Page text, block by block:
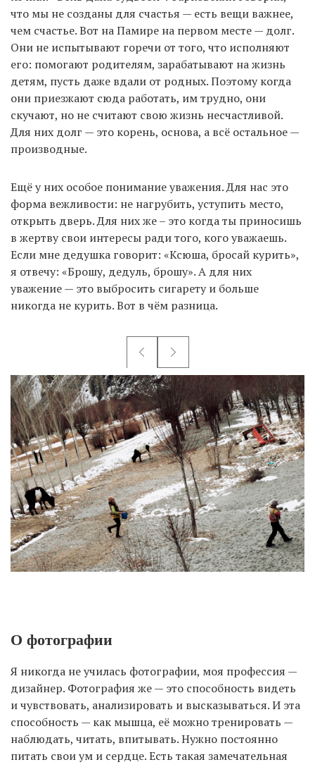
что мы не созданы для счастья — есть вещи важнее,
чем счастье. Вот на Памире на первом месте — долг.
Они не испытывают горечи от того, что исполняют
его: помогают родителям, зарабатывают на жизнь
детям, пусть даже вдали от родных. Поэтому когда
они приезжают сюда работать, им трудно, они
скучают, но не считают свою жизнь несчастливой.
Для них долг — это корень, основа, а всё остальное —
производные.
Ещё у них особое понимание уважения. Для нас это
форма вежливости: не нагрубить, уступить место,
открыть дверь. Для них же – это когда ты приносишь
в жертву свои интересы ради того, кого уважаешь.
Если мне дедушка говорит: «Ксюша, бросай курить»,
я отвечу: «Брошу, дедуль, брошу». А для них
уважение — это выбросить сигарету и больше
никогда не курить. Вот в чём разница.
О фотографии
Я никогда не училась фотографии, моя профессия —
дизайнер. Фотография же — это способность видеть
и чувствовать, анализировать и высказываться. И эта
способность — как мышца, её можно тренировать —
наблюдать, читать, впитывать. Нужно постоянно
питать свои ум и сердце. Есть такая замечательная